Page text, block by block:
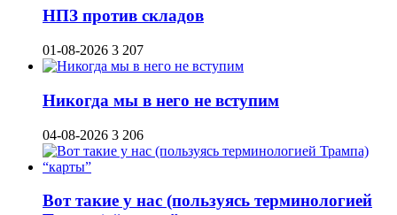
НПЗ против складов
01-08-2026 3 207
Никогда мы в него не вступим
04-08-2026 3 206
Вот такие у нас (пользуясь терминологией